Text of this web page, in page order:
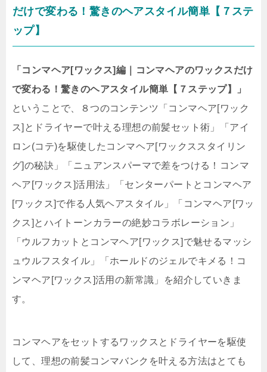
だけで変わる！驚きのヘアスタイル簡単【７ステ
ップ】
「コンマヘア[ワックス]編｜コンマヘアのワックスだけ
で変わる！驚きのヘアスタイル簡単【７ステップ】」
ということで、８つのコンテンツ「コンマヘア[ワック
ス]とドライヤーで叶える理想の前髪セット術」「アイ
ロン(コテ)を駆使したコンマヘア[ワックススタイリン
グ]の秘訣」「ニュアンスパーマで差をつける！コンマ
ヘア[ワックス]活用法」「センターパートとコンマヘア
[ワックス]で作る人気ヘアスタイル」「コンマヘア[ワッ
クス]とハイトーンカラーの絶妙コラボレーション」
「ウルフカットとコンマヘア[ワックス]で魅せるマッシ
ュウルフスタイル」「ホールドのジェルでキメる！コ
ンマヘア[ワックス]活用の新常識」を紹介していきま
す。
コンマヘアをセットするワックスとドライヤーを駆使
して、理想の前髪コンマバンクを叶える方法はとても